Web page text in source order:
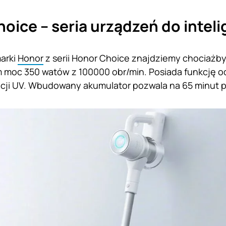
– seria urządzeń do
Honorz serii Honor Choice znajdziemy
moc 350 watów z 100000 obr/min. Posiada funkcję
UV. Wbudowany akumulator pozwala na 65 minut